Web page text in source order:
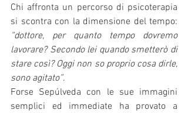
Chi affronta un percorso di psicoterapia
“dottore, per quanto tempo dovremo
lavorare? Secondo lei quando smetterò di
stare così? Oggi non so proprio cosa dirle,
sono agitato”.
Forse Sepúlveda con le sue immagini
semplici ed immediate ha provato a